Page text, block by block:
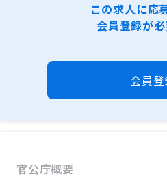
この求人に応
会員登録が必
会員登
官公庁概要